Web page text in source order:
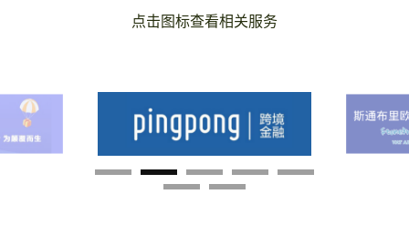
点击图标查看相关服务